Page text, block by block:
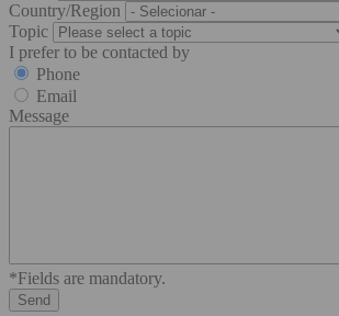
Country/Region
Topic
I prefer to be contacted by
Phone
Email
Message
*Fields are mandatory.